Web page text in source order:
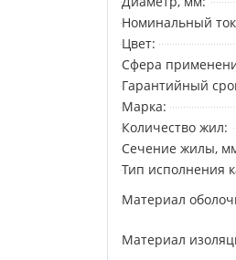
Номинальный
Цвет:
Сфера
Гарантийный
Марка:
Количество жил:
Сечение жилы,
Тип исполнения
Материал
Материал